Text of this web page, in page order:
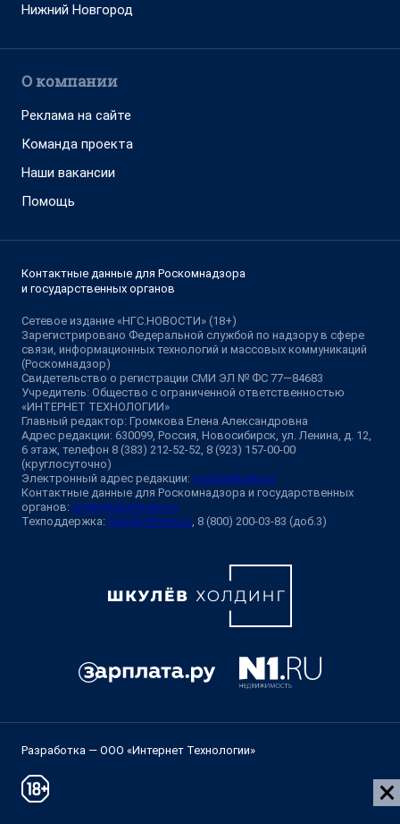
Нижний Новгород
О компании
Реклама на сайте
Команда проекта
Наши вакансии
Помощь
Контактные данные для Роскомнадзора
и государственных органов
Сетевое издание «НГС.НОВОСТИ» (18+)
Зарегистрировано Федеральной службой по надзору в сфере
связи, информационных технологий и массовых коммуникаций
(Роскомнадзор)
Свидетельство о регистрации СМИ ЭЛ № ФС 77—84683
Учредитель: Общество с ограниченной ответственностью
«ИНТЕРНЕТ ТЕХНОЛОГИИ»
Главный редактор: Громкова Елена Александровна
Адрес редакции: 630099, Россия, Новосибирск, ул. Ленина, д. 12,
6 этаж, телефон 8 (383) 212-52-52, 8 (923) 157-00-00
(круглосуточно)
Электронный адрес редакции: ngs@shkulev.ru
Контактные данные для Роскомнадзора и государственных
органов: juristnsk@shkulev.ru
Техподдержка: help@shkulev.ru , 8 (800) 200-03-83 (доб.3)
Разработка — ООО «Интернет Технологии»